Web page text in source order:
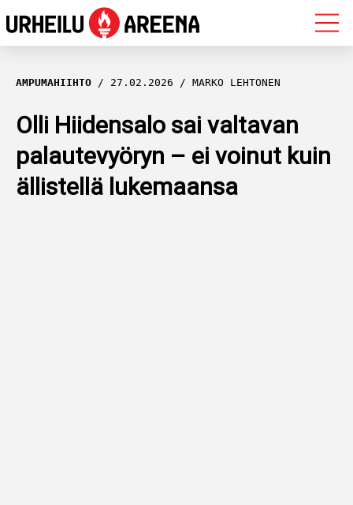
OLYMPIALAISET
MAASTOHIIHTO
AMPUMAHIIHTO
YLEISURHEILU
AMPUMAHIIHTO 27.02.2026 MARKO LEHTONEN
Olli Hiidensalo sai valtavan
palautevyöryn – ei voinut kuin
ällistellä lukemaansa